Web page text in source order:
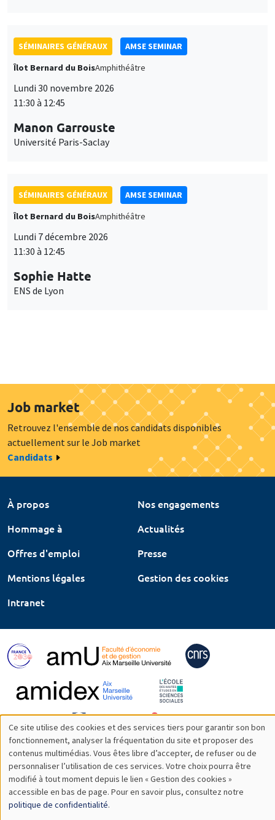
SÉMINAIRES GÉNÉRAUX
AMSE SEMINAR
Îlot Bernard du BoisAmphithéâtre
Lundi 30 novembre 2026
11:30 à 12:45
Manon Garrouste
Université Paris-Saclay
SÉMINAIRES GÉNÉRAUX
AMSE SEMINAR
Îlot Bernard du BoisAmphithéâtre
Lundi 7 décembre 2026
11:30 à 12:45
Sophie Hatte
ENS de Lyon
Job market
Retrouvez l'ensemble de nos candidats disponibles
actuellement sur le Job market
Candidats
À propos
Nos engagements
Hommage à
Actualités
Offres d'emploi
Presse
Mentions légales
Gestion des cookies
Intranet
Utilisation
des
données
personnelles
Ce site utilise des cookies et des services tiers pour garantir son bon
fonctionnement, analyser la fréquentation du site et proposer des
contenus multimédias. Vous êtes libre d’accepter, de refuser ou de
personnaliser l’utilisation de ces services. Votre choix pourra être
modifié à tout moment depuis le lien « Gestion des cookies »
accessible en bas de page. Pour en savoir plus, consultez notre
politique de confidentialité.